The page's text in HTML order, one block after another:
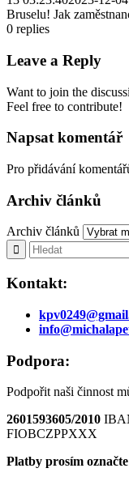
Bruselu! Jak
0 replies
Leave a Reply
Want to join the
Feel free to contribute!
Napsat komentář
Pro přidávání
Archiv článků
Archiv článků
Kontakt:
Podpora:
Podpořit naši činnost
2601593605/2010
FIOBCZPPXXX
Platby prosím